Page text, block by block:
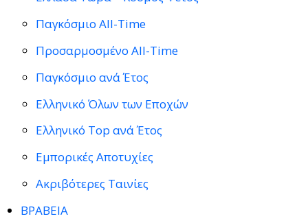
Παγκόσμιο All-Time
Προσαρμοσμένο All-Time
Παγκόσμιο ανά Έτος
Ελληνικό Όλων των Εποχών
Ελληνικό Top ανά Έτος
Εμπορικές Αποτυχίες
Ακριβότερες Ταινίες
ΒΡΑΒΕΙΑ